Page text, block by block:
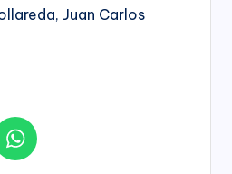
Juan Carlos